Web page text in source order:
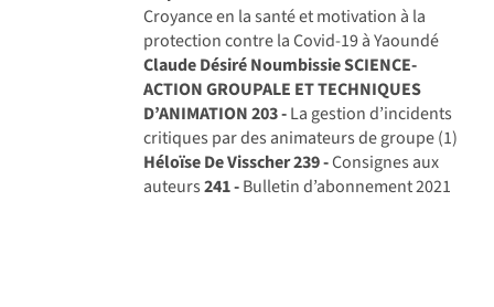
Croyance en la santé et motivation à la
protection contre la Covid-19 à Yaoundé
Claude Désiré NoumbissieSCIENCE-
ACTION GROUPALE ET TECHNIQUES
D’ANIMATION203 -La gestion d’incidents
critiques par des animateurs de groupe (1)
Héloïse De Visscher239 -Consignes aux
auteurs241 -Bulletin d’abonnement 2021